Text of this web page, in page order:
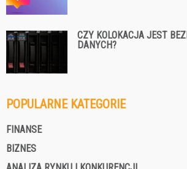
CZY KOLOKACJA JEST
DANYCH?
POPULARNE KATEGORIE
FINANSE
BIZNES